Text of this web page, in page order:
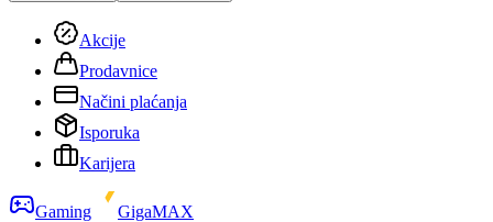
Akcije
Prodavnice
Načini plaćanja
Isporuka
Karijera
Gaming
GigaMAX